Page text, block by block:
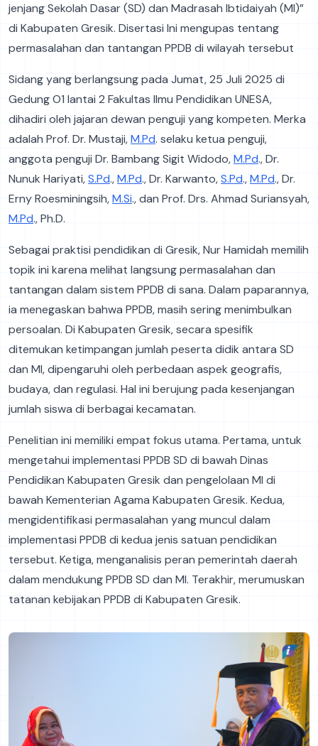
jenjang Sekolah Dasar (SD) dan Madrasah Ibtidaiyah (MI)”
di Kabupaten Gresik. Disertasi Ini mengupas tentang
permasalahan dan tantangan PPDB di wilayah tersebut
Sidang yang berlangsung pada Jumat, 25 Juli 2025 di
Gedung O1 lantai 2 Fakultas Ilmu Pendidikan UNESA,
dihadiri oleh jajaran dewan penguji yang kompeten. Merka
adalah Prof. Dr. Mustaji,M.Pd. selaku ketua penguji,
anggota penguji Dr. Bambang Sigit Widodo,M.Pd., Dr.
Nunuk Hariyati,S.Pd.,M.Pd., Dr. Karwanto,S.Pd.,M.Pd., Dr.
Erny Roesminingsih,M.Si., dan Prof. Drs. Ahmad Suriansyah,
M.Pd., Ph.D.
Sebagai praktisi pendidikan di Gresik, Nur Hamidah memilih
topik ini karena melihat langsung permasalahan dan
tantangan dalam sistem PPDB di sana. Dalam paparannya,
ia menegaskan bahwa PPDB, masih sering menimbulkan
persoalan. Di Kabupaten Gresik, secara spesifik
ditemukan ketimpangan jumlah peserta didik antara SD
dan MI, dipengaruhi oleh perbedaan aspek geografis,
budaya, dan regulasi. Hal ini berujung pada kesenjangan
jumlah siswa di berbagai kecamatan.
Penelitian ini memiliki empat fokus utama. Pertama, untuk
mengetahui implementasi PPDB SD di bawah Dinas
Pendidikan Kabupaten Gresik dan pengelolaan MI di
bawah Kementerian Agama Kabupaten Gresik. Kedua,
mengidentifikasi permasalahan yang muncul dalam
implementasi PPDB di kedua jenis satuan pendidikan
tersebut. Ketiga, menganalisis peran pemerintah daerah
dalam mendukung PPDB SD dan MI. Terakhir, merumuskan
tatanan kebijakan PPDB di Kabupaten Gresik.